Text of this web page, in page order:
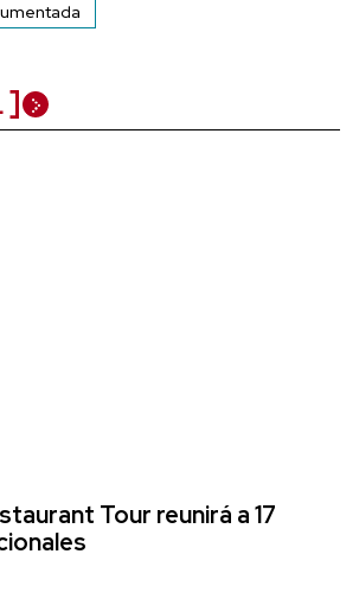
Tour reunirá a 17